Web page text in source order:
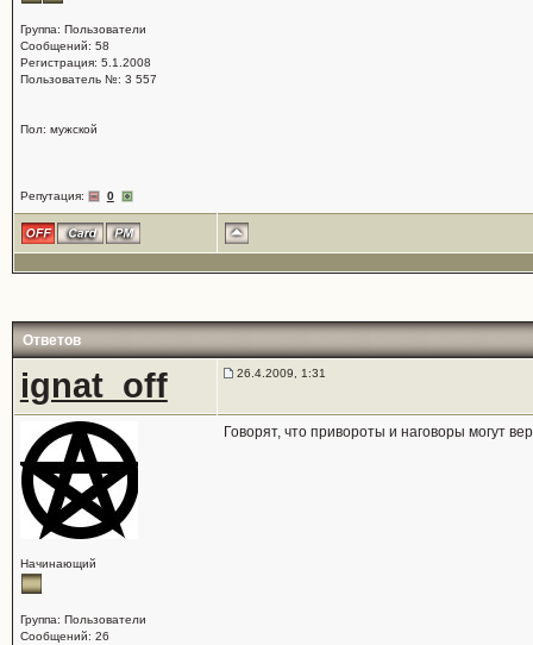
Группа: Пользователи
Сообщений: 58
Регистрация: 5.1.2008
Пользователь №: 3 557
Пол: мужской
Репутация: 0
Ответов
ignat_off 26.4.2009, 1:31
Начинающий
Группа: Пользователи
Сообщений: 26
Говорят, что привороты и наговоры могут